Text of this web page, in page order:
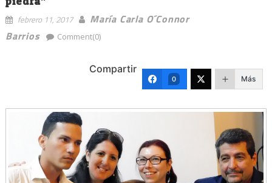
febrero 11, 2017
María Carla O´Connor
Barrios
Comment(0)
Compartir
0 Más